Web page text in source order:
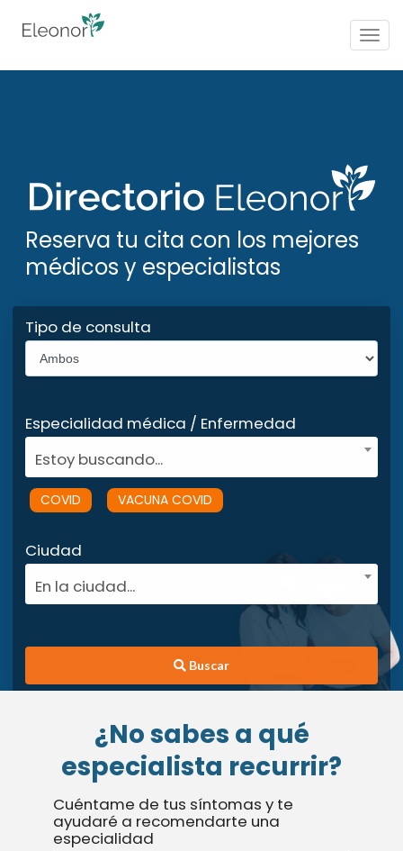
Reserva tu cita con los mejores
médicos y especialistas
Tipo de consulta
Especialidad médica / Enfermedad
Estoy buscando...
COVID VACUNA COVID
Ciudad
En la ciudad...
Buscar
¿No sabes a qué
especialista recurrir?
Cuéntame de tus síntomas y te
ayudaré a recomendarte una
especialidad